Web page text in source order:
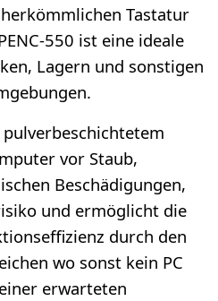
Tastatur
550 ist eine ideale
Lagern und sonstigen
pulverbeschichtetem
vor Staub,
Beschädigungen,
und ermöglicht die
durch den
wo sonst kein PC
erwarteten